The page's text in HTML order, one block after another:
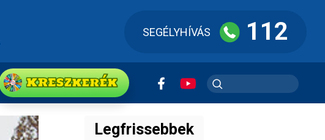
SEGÉLYHÍVÁS 112
KRESZkerék
Legfrissebbek